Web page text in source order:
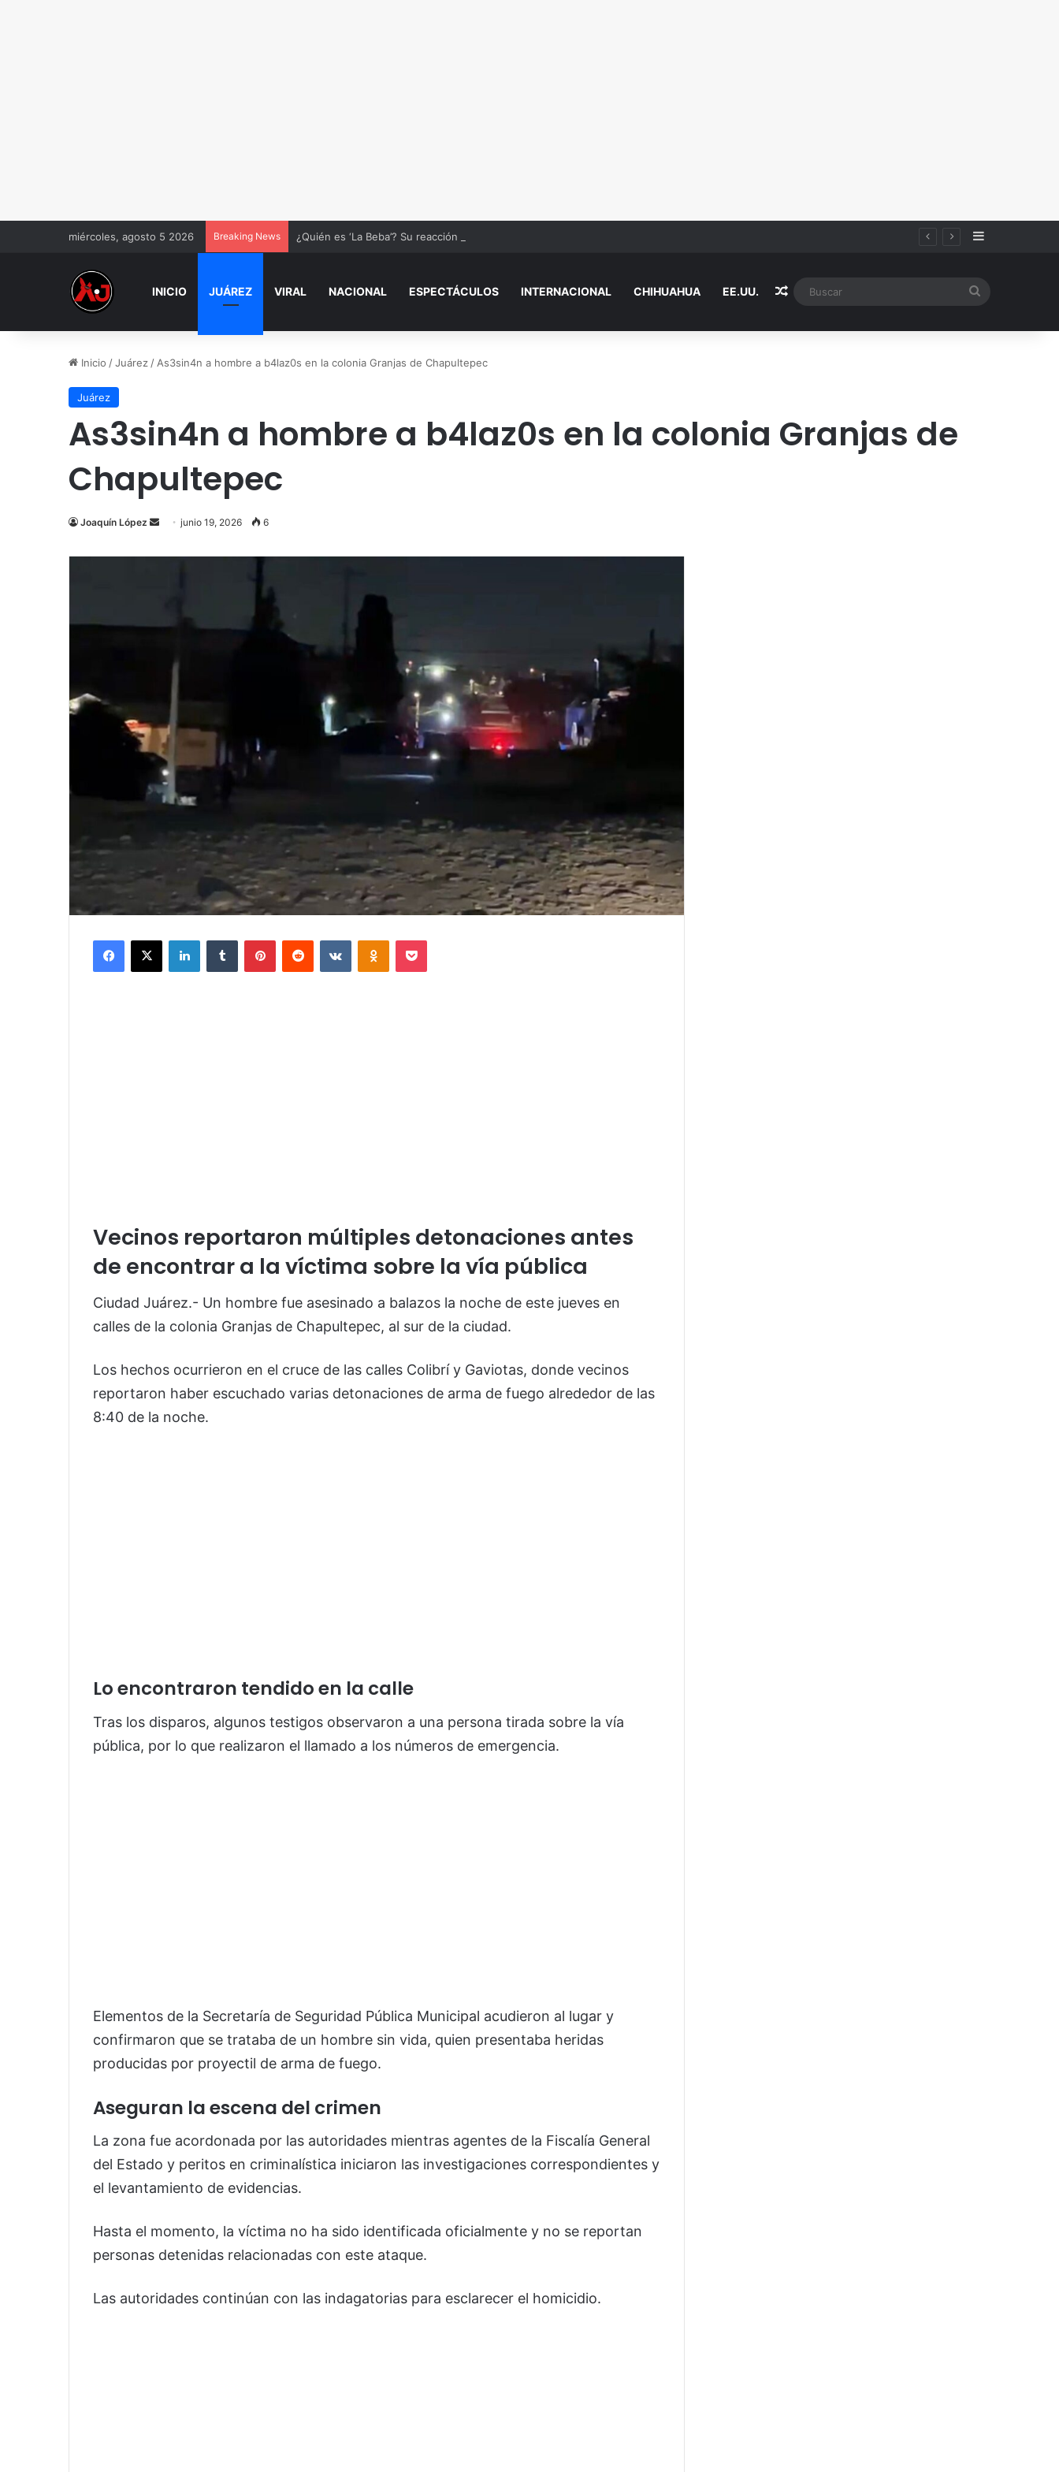
miércoles, agosto 5 2026 Breaking News ¿Quién es ‘La Beba’? Su reacción en vivo tras la mu3rt3 de César Gastélum se viraliza Sidebar
INICIO JUÁREZ VIRAL NACIONAL ESPECTÁCULOS INTERNACIONAL CHIHUAHUA EE.UU. Random Article
Inicio /Juárez / As3sin4n a hombre a b4laz0s en la colonia Granjas de Chapultepec
Juárez
As3sin4n a hombre a b4laz0s en la colonia Granjas de
Chapultepec
Joaquín López
Send
email
junio 19, 2026 6
Facebook
X LinkedInTumblr PinterestReddit VKontakteOdnoklassniki
Pocket
Vecinos reportaron múltiples detonaciones antes
de encontrar a la víctima sobre la vía pública
Ciudad Juárez.- Un hombre fue asesinado a balazos la noche de este jueves en
calles de la colonia Granjas de Chapultepec, al sur de la ciudad.
Los hechos ocurrieron en el cruce de las calles Colibrí y Gaviotas, donde vecinos
reportaron haber escuchado varias detonaciones de arma de fuego alrededor de las
8:40 de la noche.
Lo encontraron tendido en la calle
Tras los disparos, algunos testigos observaron a una persona tirada sobre la vía
pública, por lo que realizaron el llamado a los números de emergencia.
Elementos de la Secretaría de Seguridad Pública Municipal acudieron al lugar y
confirmaron que se trataba de un hombre sin vida, quien presentaba heridas
producidas por proyectil de arma de fuego.
Aseguran la escena del crimen
La zona fue acordonada por las autoridades mientras agentes de la Fiscalía General
del Estado y peritos en criminalística iniciaron las investigaciones correspondientes y
el levantamiento de evidencias.
Hasta el momento, la víctima no ha sido identificada oficialmente y no se reportan
personas detenidas relacionadas con este ataque.
Las autoridades continúan con las indagatorias para esclarecer el homicidio.